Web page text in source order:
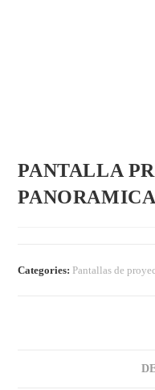
PANTALLA
Categories: Pantallas de